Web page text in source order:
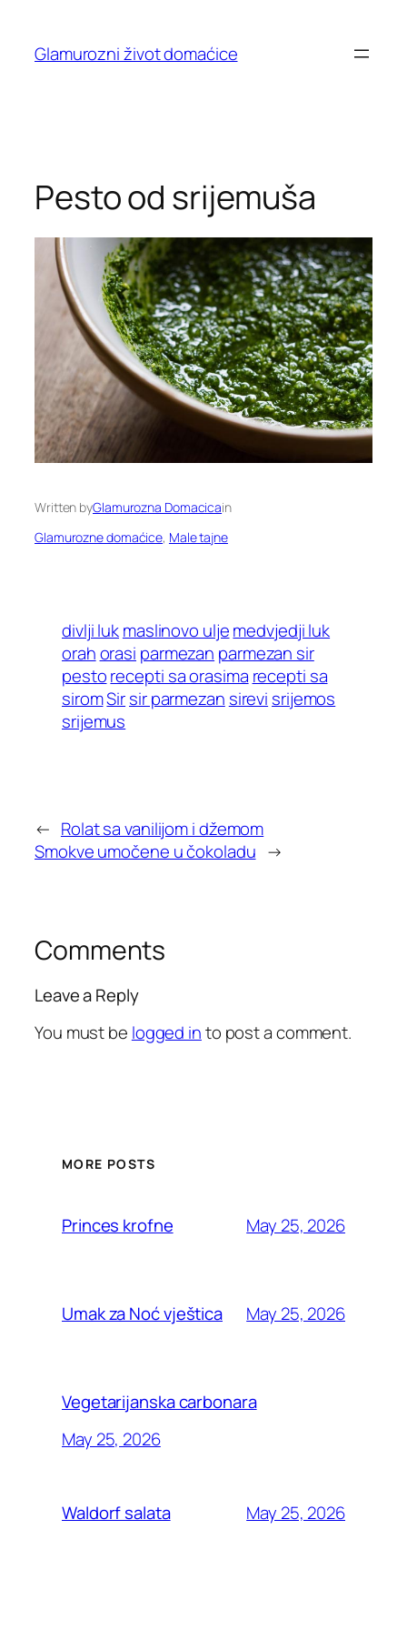
content
Glamurozni život domaćice
Pesto od srijemuša
Written byGlamurozna Domacicain
Glamurozne domaćice, Male tajne
divlji lukmaslinovo uljemedvjedji luk
orahorasi parmezan parmezan sir
pestorecepti sa orasima recepti sa
siromSirsir parmezan sirevi srijemos
srijemus
← Rolat sa vanilijom i džemom
Smokve umočene u čokoladu →
Comments
Leave a Reply
You must be logged into post a comment.
MORE POSTS
Princes krofne May 25, 2026
Umak za Noć vještica May 25, 2026
Vegetarijanska carbonara
May 25, 2026
Waldorf salata May 25, 2026